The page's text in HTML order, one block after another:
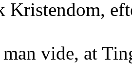
Kristendom,
vide, at